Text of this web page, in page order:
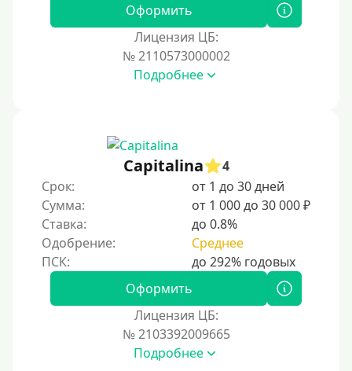
300 руб
2500 руб
3000 руб
4000 руб
5000 руб
7000 руб
Оформить
Лицензия ЦБ:
№ 2110573000002
Подробнее
Capitalina
4
Срок:
от 1 до 30 дней
Сумма:
от 1 000 до 30 000 ₽
Ставка:
до 0.8%
Одобрение:
Среднее
Оформить
Лицензия ЦБ:
№ 2103392009665
Подробнее